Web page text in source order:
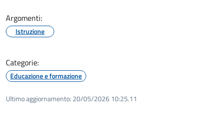
Argomenti:
Istruzione
Categorie:
Educazione e formazione
Ultimo aggiornamento: 20/05/2026 10:25.11